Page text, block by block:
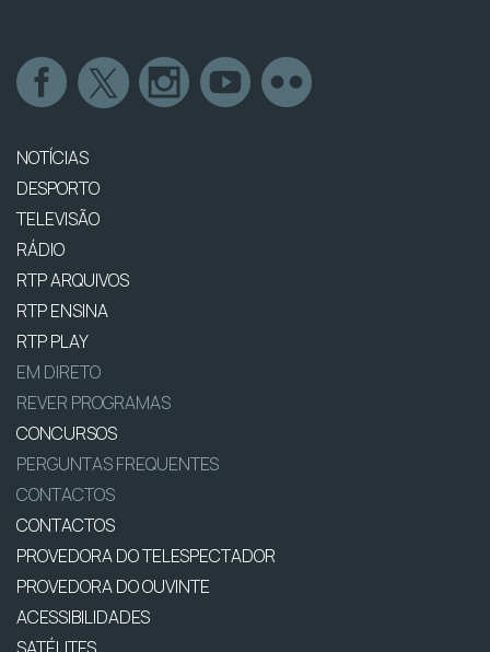
NOTÍCIAS
DESPORTO
TELEVISÃO
RÁDIO
RTP ARQUIVOS
RTP ENSINA
RTP PLAY
EM DIRETO
REVER PROGRAMAS
CONCURSOS
PERGUNTAS FREQUENTES
CONTACTOS
CONTACTOS
PROVEDORA DO TELESPECTADOR
PROVEDORA DO OUVINTE
ACESSIBILIDADES